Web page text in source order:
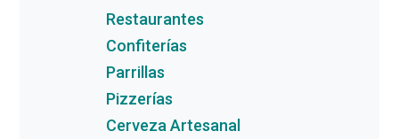
Restaurantes
Confiterías
Parrillas
Pizzerías
Cerveza Artesanal